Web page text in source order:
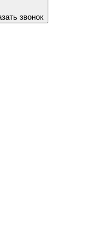
звонок